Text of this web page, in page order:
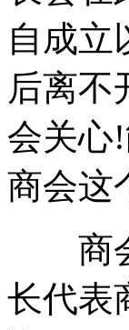
自成立
后离不
会关心
商会这
商会
长代表